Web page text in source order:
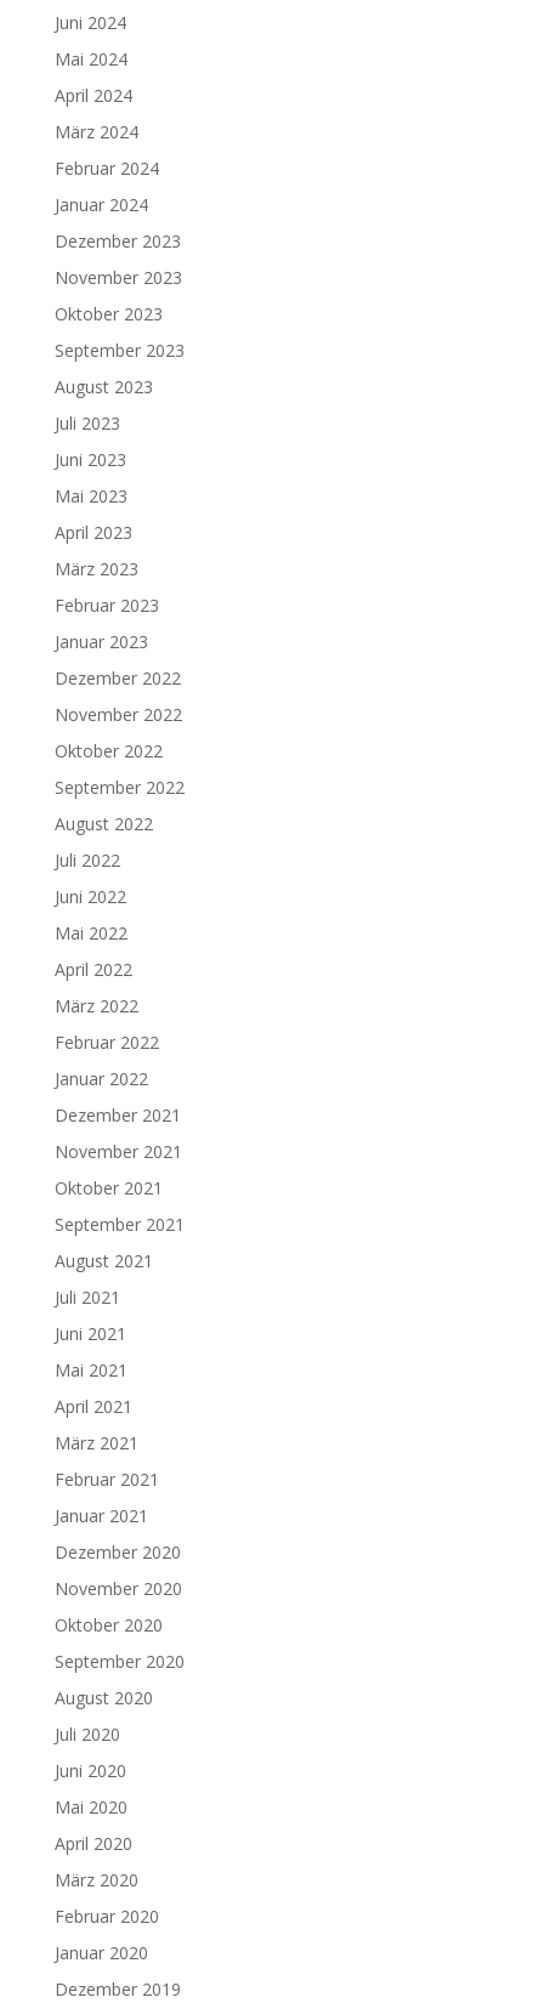
Juni 2024
Mai 2024
April 2024
März 2024
Februar 2024
Januar 2024
Dezember 2023
November 2023
Oktober 2023
September 2023
August 2023
Juli 2023
Juni 2023
Mai 2023
April 2023
März 2023
Februar 2023
Januar 2023
Dezember 2022
November 2022
Oktober 2022
September 2022
August 2022
Juli 2022
Juni 2022
Mai 2022
April 2022
März 2022
Februar 2022
Januar 2022
Dezember 2021
November 2021
Oktober 2021
September 2021
August 2021
Juli 2021
Juni 2021
Mai 2021
April 2021
März 2021
Februar 2021
Januar 2021
Dezember 2020
November 2020
Oktober 2020
September 2020
August 2020
Juli 2020
Juni 2020
Mai 2020
April 2020
März 2020
Februar 2020
Januar 2020
Dezember 2019